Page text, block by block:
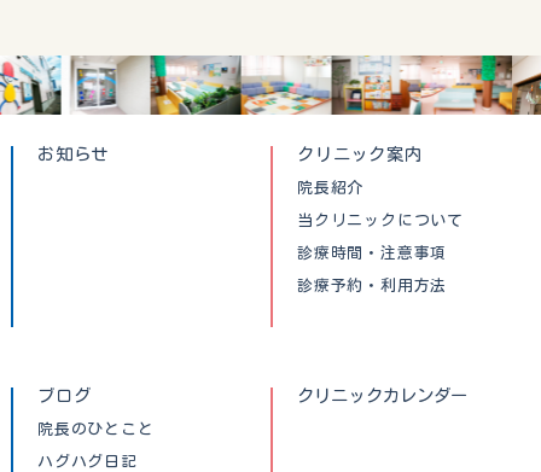
お知らせ クリニック案内
院長紹介
当クリニックについて
診療時間・注意事項
診療予約・利用方法
ブログ
院長のひとこと
ハグハグ日記
クリニックカレンダー